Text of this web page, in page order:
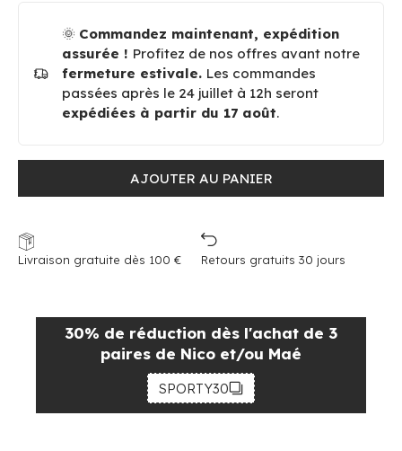
🌞 Commandez maintenant, expédition
assurée ! Profitez de nos offres avant notre
fermeture estivale. Les commandes
passées après le 24 juillet à 12h seront
expédiées à partir du 17 août.
AJOUTER AU PANIER
Livraison gratuite dès 100 € Retours gratuits 30 jours
30% de réduction dès l'achat de 3
paires de Nico et/ou Maé
SPORTY30